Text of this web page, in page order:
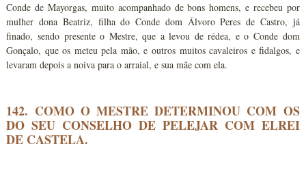
Conde de Mayorgas, muito acompanhado de bons homens, e recebeu por
mulher dona Beatriz, filha do Conde dom Álvoro Peres de Castro, já
finado, sendo presente o Mestre, que a levou de rédea, e o Conde dom
Gonçalo, que os meteu pela mão, e outros muitos cavaleiros e fidalgos, e
levaram depois a noiva para o arraial, e sua mãe com ela.
142. COMO O MESTRE DETERMINOU COM OS
DO SEU CONSELHO DE PELEJAR COM ELREI
DE CASTELA.